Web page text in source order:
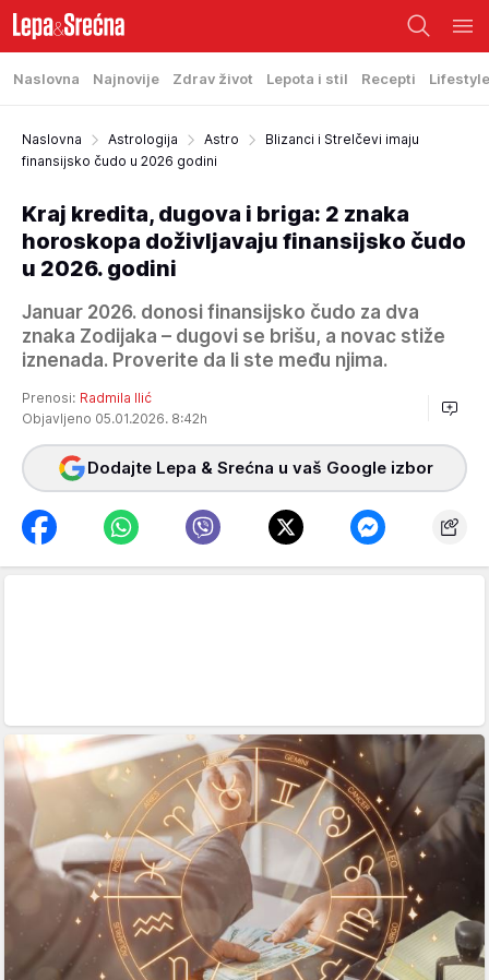
Naslovna Najnovije Zdrav život Lepota i stil Recepti Lifestyle
Naslovna Astrologija Astro
Blizanci i Strelčevi imaju
finansijsko čudo u 2026 godini
Kraj kredita, dugova i briga: 2 znaka
horoskopa doživljavaju finansijsko čudo
u 2026. godini
Januar 2026. donosi finansijsko čudo za dva
znaka Zodijaka – dugovi se brišu, a novac stiže
iznenada. Proverite da li ste među njima.
Prenosi: Radmila Ilić
Objavljeno 05.01.2026. 8:42h
Dodajte Lepa & Srećna u vaš Google izbor